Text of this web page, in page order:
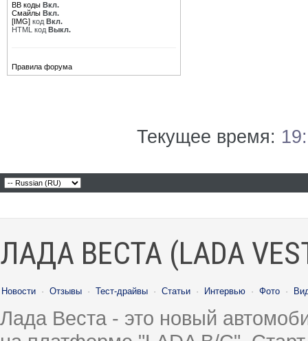
BB коды Вкл.
Смайлы Вкл.
[IMG] код Вкл.
HTML код Выкл.
Правила форума
Текущее время:
ЛАДА ВЕСТА (LADA
Новости · Отзывы · Тест-драйвы · Статьи · Интервью · Фото ·
Лада Веста - это новый